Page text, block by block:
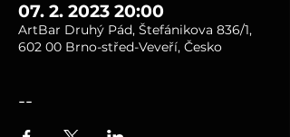
07. 2. 2023 20:00
ArtBar Druhý Pád, Štefánikova 836/1,
602 00 Brno-střed-Veveří, Česko
--